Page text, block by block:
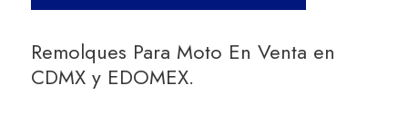
Remolques Para Moto En Venta en
CDMX y EDOMEX.